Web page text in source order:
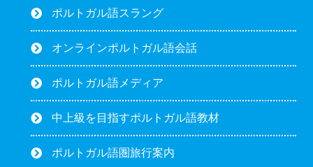
ポルトガル語スラング
オンラインポルトガル語会話
ポルトガル語メディア
中上級を目指すポルトガル語教材
ポルトガル語圏旅行案内